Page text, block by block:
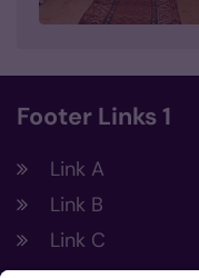
Footer Links 1
Link A
Link B
Link C